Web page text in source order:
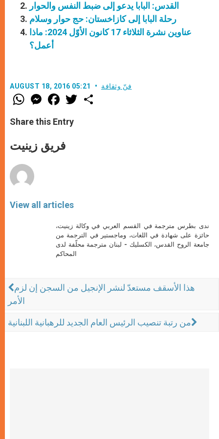
القدس: البابا يدعو إلى ضبط النفس والحوار
رحلة البابا إلى كازاخستان: حج حوار وسلام
عناوين نشرة الثلاثاء 17 كانون الأوّل 2024: ماذا
أعمل؟
AUGUST 18, 2016 05:21 فنّ وثقافة
W
h
t
s
p
p
M
e
s
e
g
e
F
a
e
b
o
k
T
w
Share this Entry
فريق زينيت
View all articles
ندى بطرس مترجمة في القسم العربي في وكالة زينيت،
حائزة على شهادة في اللغات، وماجستير في الترجمة من
جامعة الروح القدس، الكسليك - لبنان مترجمة محلّفة لدى
المحاكم
هذا الأسقف مستعدّ لنشر الإنجيل من السجن إن لزم
الأمر
من رتبة تنصيب الرئيس العام الجديد للرهبانية اللبنانية